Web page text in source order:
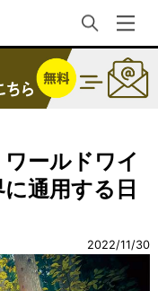
ワールドワイ
通用する日
2022/11/30